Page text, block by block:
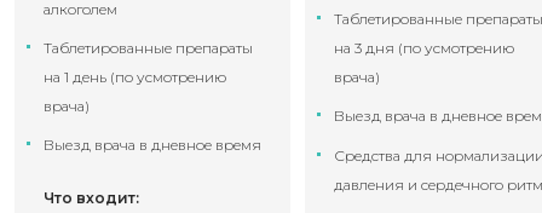
алкоголем
Таблетированные препараты
на 1 день (по усмотрению
врача)
Выезд врача в дневное время
Что входит:
Таблетированные препараты
на 3 дня (по усмотрению
врача)
Выезд врача в дневное
Средства для
давления и сердечного